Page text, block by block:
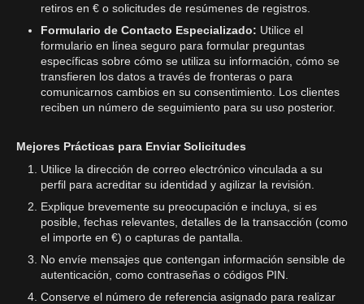
retiros en € o solicitudes de resúmenes de registros.
Formulario de Contacto Especializado: Utilice el
formulario en línea seguro para formular preguntas
específicas sobre cómo se utiliza su información, cómo se
transfieren los datos a través de fronteras o para
comunicarnos cambios en su consentimiento. Los clientes
reciben un número de seguimiento para su uso posterior.
Mejores Prácticas para Enviar Solicitudes
Utilice la dirección de correo electrónico vinculada a su
perfil para acreditar su identidad y agilizar la revisión.
Explique brevemente su preocupación e incluya, si es
posible, fechas relevantes, detalles de la transacción (como
el importe en €) o capturas de pantalla.
No envíe mensajes que contengan información sensible de
autenticación, como contraseñas o códigos PIN.
Conserve el número de referencia asignado para realizar